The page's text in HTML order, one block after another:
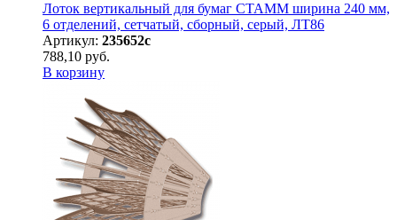
Лоток вертикальный для бумаг СТАММ ширина 240 мм,
6 отделений, сетчатый, сборный, серый, ЛТ86
Артикул: 235652с
788,10 руб.
В корзину